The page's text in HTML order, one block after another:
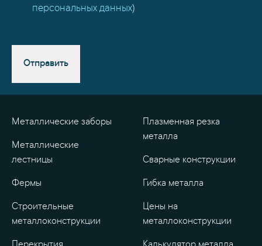
персональных данных)
Отправить
Металлические заборы
Металлические
лестницы
Фермы
Строительные
металлоконструкции
Плазменная резка
металла
Сварные конструкции
Гибка металла
Цены на
металлоконструкции